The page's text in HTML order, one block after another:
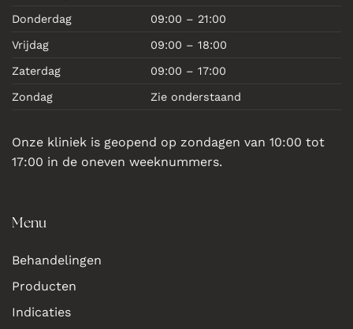
Donderdag 09:00 – 21:00
Vrijdag 09:00 – 18:00
Zaterdag 09:00 – 17:00
Zondag Zie onderstaand
Onze kliniek is geopend op zondagen van 10:00 tot
17:00 in de oneven weeknummers.
Menu
Behandelingen
Producten
Indicaties